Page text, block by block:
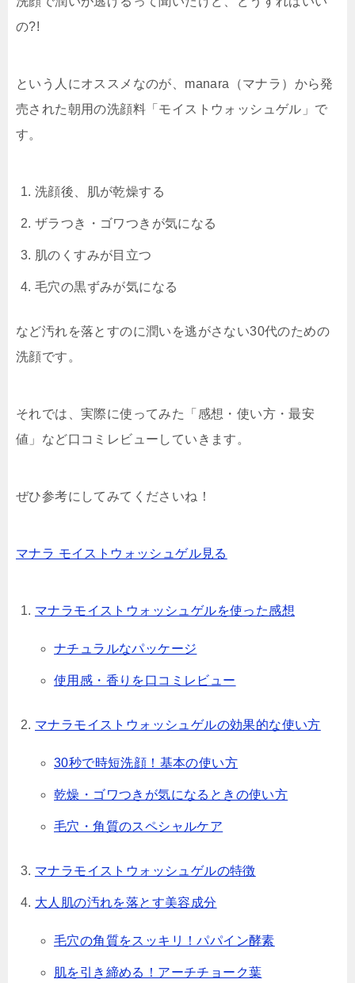
の?!
という人にオススメなのが、manara（マナラ）から発
売された朝用の洗顔料「モイストウォッシュゲル」で
す。
洗顔後、肌が乾燥する
ザラつき・ゴワつきが気になる
肌のくすみが目立つ
毛穴の黒ずみが気になる
など汚れを落とすのに潤いを逃がさない30代のための
洗顔です。
それでは、実際に使ってみた「感想・使い方・最安
値」など口コミレビューしていきます。
ぜひ参考にしてみてくださいね！
マナラ モイストウォッシュゲル見る
マナラモイストウォッシュゲルを使った感想
ナチュラルなパッケージ
使用感・香りを口コミレビュー
マナラモイストウォッシュゲルの効果的な使い方
30秒で時短洗顔！基本の使い方
乾燥・ゴワつきが気になるときの使い方
毛穴・角質のスペシャルケア
マナラモイストウォッシュゲルの特徴
大人肌の汚れを落とす美容成分
毛穴の角質をスッキリ！パパイン酵素
肌を引き締める！アーチチョーク葉